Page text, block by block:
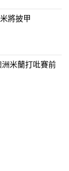
將披甲
洲米蘭打吡賽前